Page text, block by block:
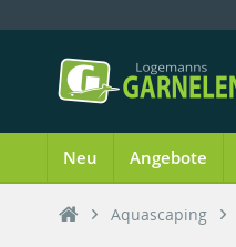
Neu Angebote
Aquascaping